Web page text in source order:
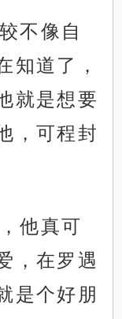
不像自
知道了，
就是想要
，可程封
他真可
，在罗遇
是个好朋